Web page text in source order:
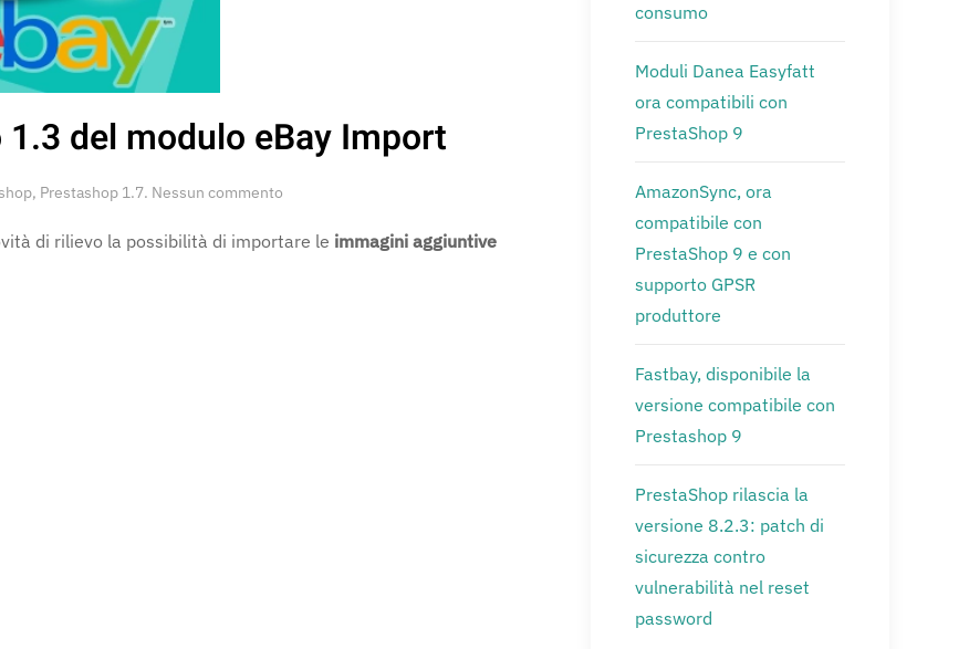
del modulo eBay Import
, Prestashop 1.7. Nessun commento
l’aggiornamento
1.3
di rilievo la possibilità di importare le immagini aggiuntive
consumo
Moduli Danea Easyfatt
ora compatibili con
PrestaShop 9
AmazonSync, ora
compatibile con
PrestaShop 9 e con
supporto GPSR
produttore
Fastbay, disponibile la
versione compatibile con
Prestashop 9
PrestaShop rilascia la
versione 8.2.3: patch di
sicurezza contro
vulnerabilità nel reset
password